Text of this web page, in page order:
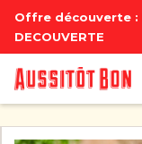
Offre découverte :
DECOUVERTE